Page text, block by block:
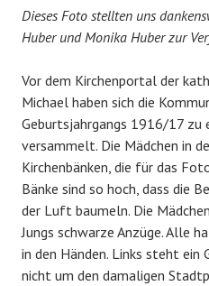
Dieses Foto stellten uns
Huber und Monika Huber zur
Vor dem Kirchenportal der
Michael haben sich die
Geburtsjahrgangs 1916/17 zu
versammelt. Die Mädchen in
Kirchenbänken, die für das
Bänke sind so hoch, dass die
der Luft baumeln. Die
Jungs schwarze Anzüge. Alle
in den Händen. Links steht ein
nicht um den damaligen